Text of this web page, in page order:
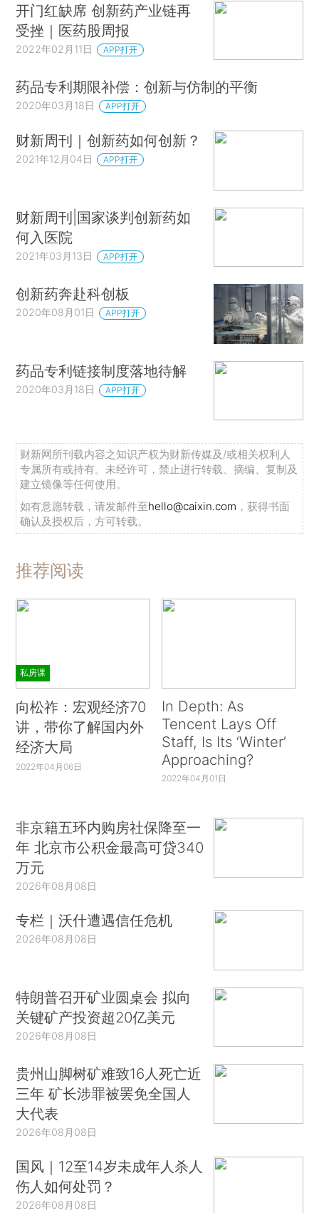
开门红缺席 创新药产业链再
受挫｜医药股周报
2022年02月11日 APP打开
药品专利期限补偿：创新与仿制的平衡
2020年03月18日 APP打开
财新周刊｜创新药如何创新？
2021年12月04日 APP打开
财新周刊|国家谈判创新药如
何入医院
2021年03月13日 APP打开
创新药奔赴科创板
2020年08月01日 APP打开
药品专利链接制度落地待解
2020年03月18日 APP打开
财新网所刊载内容之知识产权为财新传媒及/或相关权利人
专属所有或持有。未经许可，禁止进行转载、摘编、复制及
建立镜像等任何使用。
如有意愿转载，请发邮件至hello@caixin.com ，获得书面
确认及授权后，方可转载。
推荐阅读
私房课
向松祚：宏观经济70
讲，带你了解国内外
经济大局
2022年04月06日
In Depth: As
Tencent Lays Off
Staff, Is Its ‘Winter’
Approaching?
2022年04月01日
非京籍五环内购房社保降至一
年 北京市公积金最高可贷340
万元
2026年08月08日
专栏｜沃什遭遇信任危机
2026年08月08日
特朗普召开矿业圆桌会 拟向
关键矿产投资超20亿美元
2026年08月08日
贵州山脚树矿难致16人死亡近
三年 矿长涉罪被罢免全国人
大代表
2026年08月08日
国风｜12至14岁未成年人杀人
伤人如何处罚？
2026年08月08日